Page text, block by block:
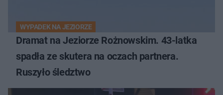
WYPADEK NA JEZIORZE
Dramat na Jeziorze Rożnowskim. 43-latka
spadła ze skutera na oczach partnera.
Ruszyło śledztwo